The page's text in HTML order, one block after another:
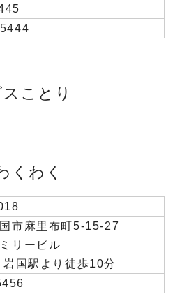
ことり
くわく
市麻里布町5-15-27
リービル
岩国駅より徒歩10分